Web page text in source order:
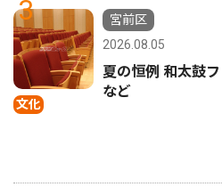
3
文化
宮前区
2026.08.05
夏の恒例 和太鼓
など